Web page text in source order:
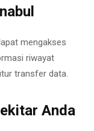
mengakses
riwayat
transfer data.
Anda